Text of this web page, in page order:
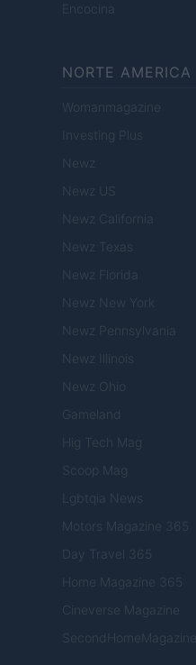
Encocina
NORTE AMERICA
Womanmagazine
Investing Plus
Newz
Newz US
Newz California
Newz Texas
Newz Florida
Newz New York
Newz Pennsylvania
Newz Illinois
Newz Ohio
Gameland
Hig Tech Mag
Scoop Mag
Lgbtqia News
Motors Magazine 365
Day Travel 365
Home Magazine 365
Cineverse Magazine
SecondHomeMagazine